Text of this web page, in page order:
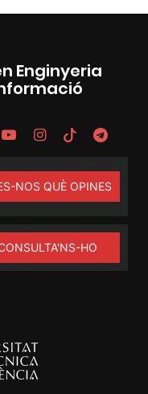
Enginyeria
NOS QUÈ OPINES
HO